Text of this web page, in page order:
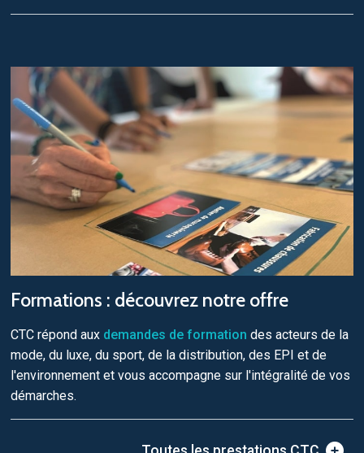
Formations : découvrez notre offre
CTC répond aux demandes de formation des acteurs de la
mode, du luxe, du sport, de la distribution, des EPI et de
l'environnement et vous accompagne sur l'intégralité de vos
démarches.